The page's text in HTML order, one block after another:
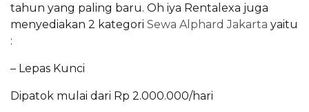
tahun yang paling baru. Oh iya Rentalexa juga
menyediakan 2 kategori Sewa Alphard Jakarta yaitu
:
– Lepas Kunci
Dipatok mulai dari Rp 2.000.000/hari